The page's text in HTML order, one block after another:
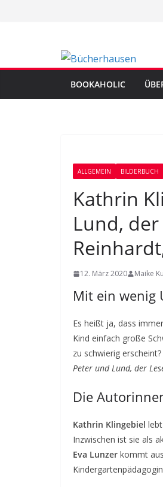
BOOKAHOLIC
ALLGEMEIN BILDERBUCH
Kathrin
Lund,
12. März 2020 Maike
Mit ein wenig
Es heißt ja, dass
Kind einfach große
zu schwierig
Peter und Lund, der
Die
Kathrin Klingebiel
Inzwischen ist sie als
Eva Lunzer kommt